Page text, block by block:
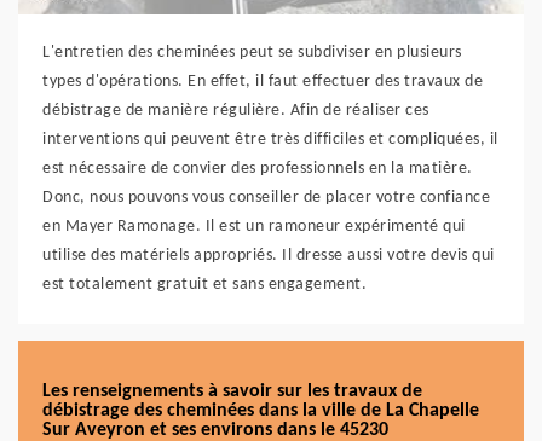
L'entretien des cheminées peut se subdiviser en plusieurs
types d'opérations. En effet, il faut effectuer des travaux de
débistrage de manière régulière. Afin de réaliser ces
interventions qui peuvent être très difficiles et compliquées, il
est nécessaire de convier des professionnels en la matière.
Donc, nous pouvons vous conseiller de placer votre confiance
en Mayer Ramonage. Il est un ramoneur expérimenté qui
utilise des matériels appropriés. Il dresse aussi votre devis qui
est totalement gratuit et sans engagement.
Les renseignements à savoir sur les travaux de
débistrage des cheminées dans la ville de La Chapelle
Sur Aveyron et ses environs dans le 45230